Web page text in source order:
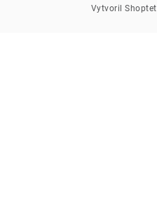
Vytvoril Shoptet